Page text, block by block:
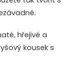
hřejivé a
kousek s